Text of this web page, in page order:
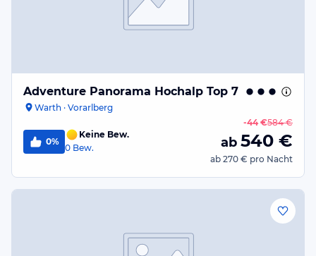
Adventure Panorama Hochalp Top 7
Warth · Vorarlberg
0%
Keine Bew.
0 Bew.
-44 €584 €
ab 540 €
ab 270 € pro Nacht